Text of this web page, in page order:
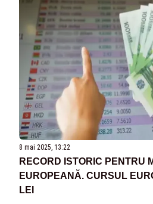
8 mai 2025, 13:22
RECORD ISTORIC PENTRU
EUROPEANĂ. CURSUL
LEI